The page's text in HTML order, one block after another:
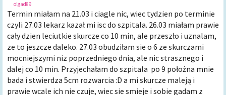
olgad89
Termin miałam na 21.03 i ciagle nic, wiec tydzien po terminie
czyli 27.03 lekarz kazał mi isc do szpitala. 26.03 miałam prawie
cały dzien leciutkie skurcze co 10 min, ale przeszło i uznalam,
ze to jeszcze daleko. 27.03 obudziłam sie o 6 ze skurczami
mocniejszymi niz poprzedniego dnia, ale nic strasznego i
dalej co 10 min. Przyjechałam do szpitala po 9 położna mnie
bada i stwierdza 5cm rozwarcia :D a mi skurcze maleją i
prawie wcale ich nie czuje, wiec sie smieje i sobie gadam z